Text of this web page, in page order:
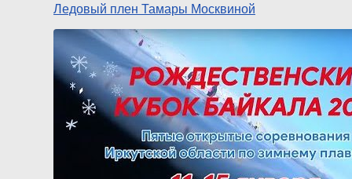
Ледовый плен Тамары Москвиной